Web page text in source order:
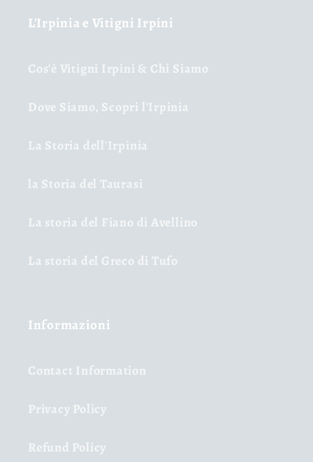
L'Irpinia e Vitigni Irpini
Cos'è Vitigni Irpini & Chi Siamo
Dove Siamo, Scopri l'Irpinia
La Storia dell'Irpinia
la Storia del Taurasi
La storia del Fiano di Avellino
La storia del Greco di Tufo
Informazioni
Contact Information
Privacy Policy
Refund Policy